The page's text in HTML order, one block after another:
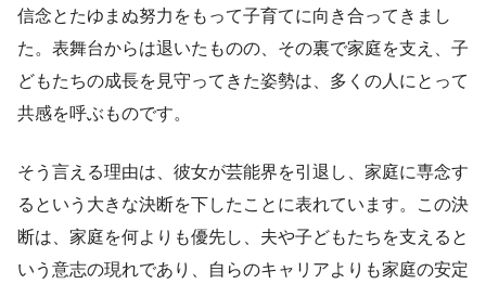
信念とたゆまぬ努力をもって子育てに向き合ってきまし
た。表舞台からは退いたものの、その裏で家庭を支え、子
どもたちの成長を見守ってきた姿勢は、多くの人にとって
共感を呼ぶものです。
そう言える理由は、彼女が芸能界を引退し、家庭に専念す
るという大きな決断を下したことに表れています。この決
断は、家庭を何よりも優先し、夫や子どもたちを支えると
いう意志の現れであり、自らのキャリアよりも家庭の安定